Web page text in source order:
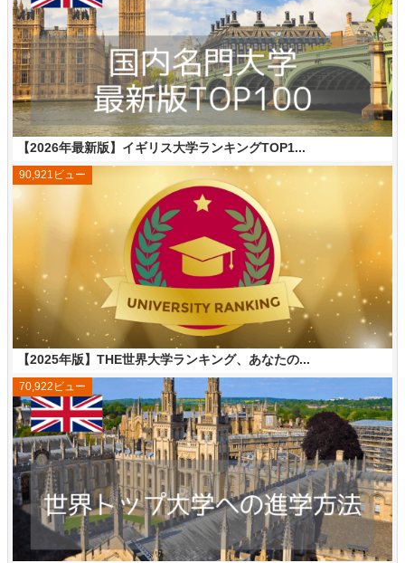
【2026年最新版】イギリス大学ランキングTOP1...
【2025年版】THE世界大学ランキング、あなたの...
90,921ビュー
70,922ビュー